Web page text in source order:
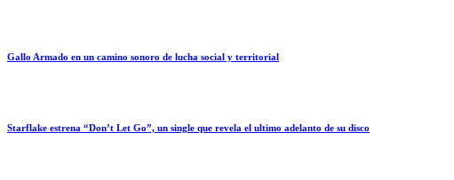
Gallo Armado en un camino sonoro de lucha social y territorial
Starflake estrena “Don’t Let Go”, un single que revela el ultimo adelanto de su disco